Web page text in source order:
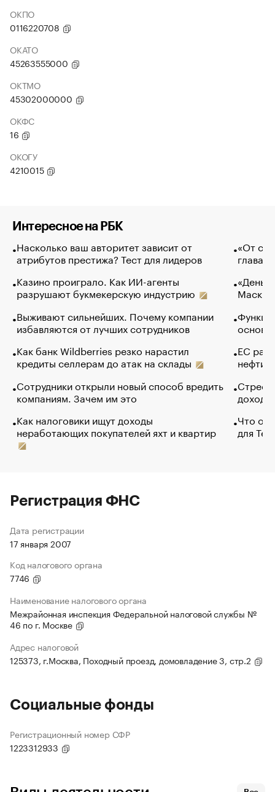
ОКПО
0116220708
ОКАТО
45263555000
ОКТМО
45302000000
ОКФС
16
ОКОГУ
4210015
Интересное на РБК
Насколько ваш авторитет зависит от
атрибутов престижа? Тест для лидеров
Казино проиграло. Как ИИ-агенты
разрушают букмекерскую индустрию
Выживают сильнейших. Почему компании
избавляются от лучших сотрудников
Как банк Wildberries резко нарастил
кредиты селлерам до атак на склады
Сотрудники открыли новый способ вредить
компаниям. Зачем им это
Как налоговики ищут доходы
неработающих покупателей яхт и квартир
«От
глава
Маск в
основ
ЕС
нефти
Что
для
Регистрация ФНС
Дата регистрации
17 января 2007
Код налогового органа
7746
Наименование налогового органа
Межрайонная инспекция Федеральной налоговой службы №
46 по г. Москве
Адрес налоговой
125373, г.Москва, Походный проезд, домовладение 3, стр.2
Социальные фонды
Регистрационный номер СФР
1223312933